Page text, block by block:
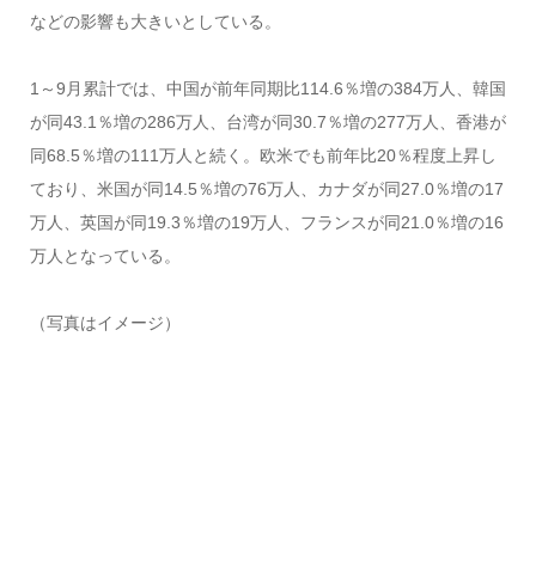
などの影響も大きいとしている。
1～9月累計では、中国が前年同期比114.6％増の384万人、韓国
が同43.1％増の286万人、台湾が同30.7％増の277万人、香港が
同68.5％増の111万人と続く。欧米でも前年比20％程度上昇し
ており、米国が同14.5％増の76万人、カナダが同27.0％増の17
万人、英国が同19.3％増の19万人、フランスが同21.0％増の16
万人となっている。
（写真はイメージ）